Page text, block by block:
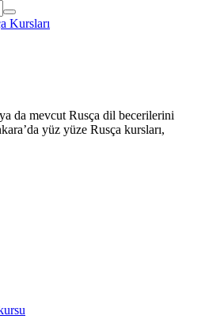
da mevcut Rusça dil becerilerini
yüz yüze Rusça kursları,